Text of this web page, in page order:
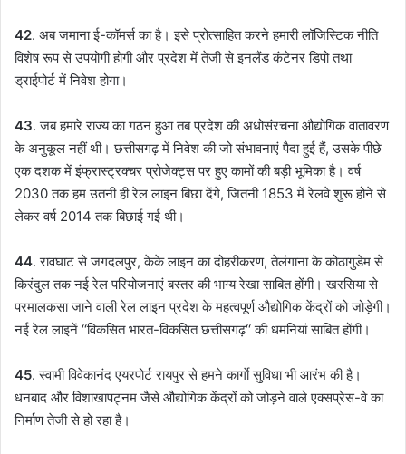
42. अब जमाना ई-कॉमर्स का है। इसे प्रोत्साहित करने हमारी लॉजिस्टिक नीति
विशेष रूप से उपयोगी होगी और प्रदेश में तेजी से इनलैंड कंटेनर डिपो तथा
ड्राईपोर्ट में निवेश होगा।
43. जब हमारे राज्य का गठन हुआ तब प्रदेश की अधोसंरचना औद्योगिक वातावरण
के अनुकूल नहीं थी। छत्तीसगढ़ में निवेश की जो संभावनाएं पैदा हुई हैं, उसके पीछे
एक दशक में इंफ्रास्ट्रक्चर प्रोजेक्ट्स पर हुए कामों की बड़ी भूमिका है। वर्ष
2030 तक हम उतनी ही रेल लाइन बिछा देंगे, जितनी 1853 में रेलवे शुरू होने से
लेकर वर्ष 2014 तक बिछाई गई थी।
44. रावघाट से जगदलपुर, केके लाइन का दोहरीकरण, तेलंगाना के कोठागुडेम से
किरंदुल तक नई रेल परियोजनाएं बस्तर की भाग्य रेखा साबित होंगी। खरसिया से
परमालकसा जाने वाली रेल लाइन प्रदेश के महत्वपूर्ण औद्योगिक केंद्रों को जोड़ेगी।
नई रेल लाइनें ‘‘विकसित भारत-विकसित छत्तीसगढ़‘‘ की धमनियां साबित होंगी।
45. स्वामी विवेकानंद एयरपोर्ट रायपुर से हमने कार्गाे सुविधा भी आरंभ की है।
धनबाद और विशाखापट्नम जैसे औद्योगिक केंद्रों को जोड़ने वाले एक्सप्रेस-वे का
निर्माण तेजी से हो रहा है।